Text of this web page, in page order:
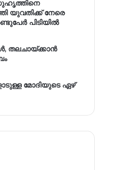
യുവതിക്ക് നേരെ
പിടിയിൽ
തലചായ്ക്കാൻ
മോദിയുടെ ഏഴ്